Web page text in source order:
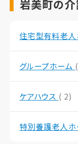
岩美町の
住宅型有料老人
グループホーム
ケアハウス ( 2)
特別養護老人ホ